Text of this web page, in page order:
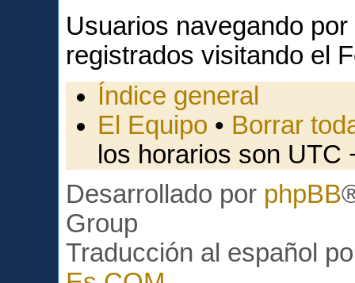
Usuarios navegando
registrados visitando el
Índice general
El Equipo • Borrar
los horarios son UTC
Desarrollado por phpBB
Group
Traducción al español